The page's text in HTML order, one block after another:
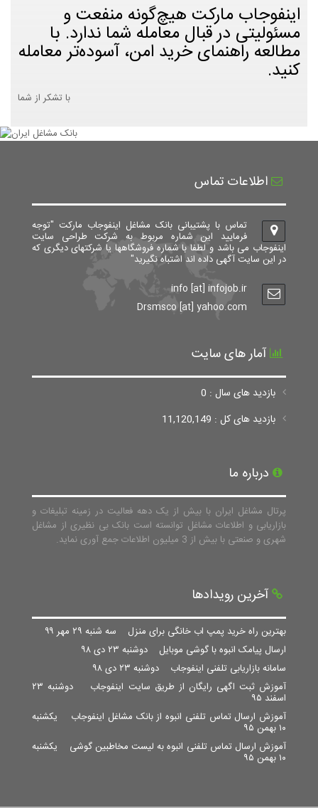
اینفوجاب مارکت هیچ‌گونه منفعت و
مسئولیتی در قبال معامله شما ندارد. با
مطالعه راهنمای خرید امن، آسوده‌تر معامله
کنید.
با تشکر از شما
اطلاعات تماس
تماس با پشتیبانی بانک مشاغل اینفوجاب مارکت "توجه
فرمایید این شماره مربوط به شرکت طراحی سایت
اینفوجاب می باشد و لطفا با شماره فروشگاهها یا شرکتهای دیگری که
در این سایت آگهی داده اند اشتباه نگیرید"
info [at] infojob.ir
Drsmsco [at] yahoo.com
آمار های سایت
بازدید های سال : 0
بازدید های کل : 11,120,149
درباره ما
پرتال مشاغل ایران با بیش از یک دهه فعالیت در زمینه تبلیغات و
بازاریابی و اطلاعات مشاغل توانسته است بانک بی نظیری از مشاغل
شهری و صنعتی با بیش از 3 میلیون اطلاعات جمع آوری نماید.
آخرین رویدادها
بهترین راه خرید پمپ اب خانگی برای منزل سه شنبه ۲۹ مهر ۹۹
ارسال پیامک انبوه با گوشی موبایل دوشنبه ۲۳ دی ۹۸
سامانه بازاریابی تلفنی اینفوجاب دوشنبه ۲۳ دی ۹۸
آموزش ثبت اگهی رایگان از طریق سایت اینفوجاب
دوشنبه ۲۳
اسفند ۹۵
آموزش ارسال تماس تلفنی انبوه از بانک مشاغل اینفوجاب یکشنبه
۱۰ بهمن ۹۵
آموزش ارسال تماس تلفنی انبوه به لیست مخاطبین گوشی یکشنبه
۱۰ بهمن ۹۵